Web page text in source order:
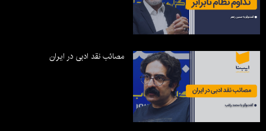
مصائب نقد ادبی در ایران